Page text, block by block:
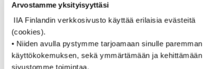
Arvostamme yksityisyyttäsi
IIA Finlandin verkkosivusto käyttää erilaisia evästeitä
(cookies).
• Niiden avulla pystymme tarjoamaan sinulle paremman
käyttökokemuksen, sekä ymmärtämään ja kehittämään
sivustomme toimintaa.
mahdollisuuden esimerkiksi alan parhaiden
käytäntöjen jakamiseen ja vertaisarviointien
tekemiseen, sekä kansainvälisiin tapahtumiin
osallistumiseen. IIA Finlandtukee sisäisten
tarkastajien vuorovaikutusta järjestämällä
jäsenkokouksia ja koulutustapahtumia, sekä